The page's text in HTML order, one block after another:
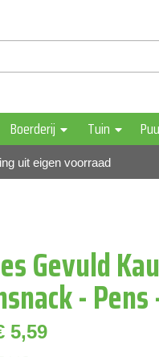
Boerderij Tuin
uit eigen voorraad
Gevuld
-
5,59